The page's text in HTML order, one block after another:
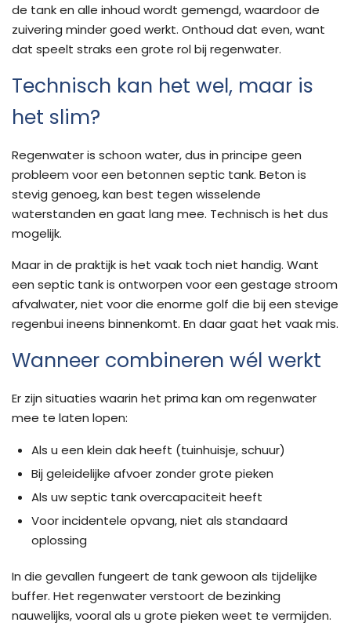
de tank en alle inhoud wordt gemengd, waardoor de
zuivering minder goed werkt. Onthoud dat even, want
dat speelt straks een grote rol bij regenwater.
Technisch kan het wel, maar is
het slim?
Regenwater is schoon water, dus in principe geen
probleem voor een betonnen septic tank. Beton is
stevig genoeg, kan best tegen wisselende
waterstanden en gaat lang mee. Technisch is het dus
mogelijk.
Maar in de praktijk is het vaak toch niet handig. Want
een septic tank is ontworpen voor een gestage stroom
afvalwater, niet voor die enorme golf die bij een stevige
regenbui ineens binnenkomt. En daar gaat het vaak mis.
Wanneer combineren wél werkt
Er zijn situaties waarin het prima kan om regenwater
mee te laten lopen:
Als u een klein dak heeft (tuinhuisje, schuur)
Bij geleidelijke afvoer zonder grote pieken
Als uw septic tank overcapaciteit heeft
Voor incidentele opvang, niet als standaard
oplossing
In die gevallen fungeert de tank gewoon als tijdelijke
buffer. Het regenwater verstoort de bezinking
nauwelijks, vooral als u grote pieken weet te vermijden.